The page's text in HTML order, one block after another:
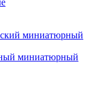
миниатюрный
миниатюрный